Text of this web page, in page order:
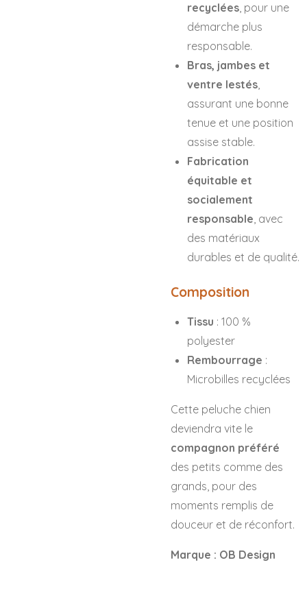
recyclées, pour une
démarche plus
responsable.
Bras, jambes et
ventre lestés,
assurant une bonne
tenue et une position
assise stable.
Fabrication
équitable et
socialement
responsable, avec
des matériaux
durables et de qualité.
Composition
Tissu : 100 %
polyester
Rembourrage :
Microbilles recyclées
Cette peluche chien
deviendra vite le
compagnon préféré
des petits comme des
grands, pour des
moments remplis de
douceur et de réconfort.
Marque : OB Design